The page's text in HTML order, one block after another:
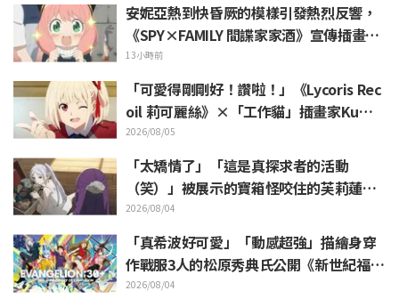
安妮亞熱到快昏厥的模樣引發熱烈反響，
《SPY×FAMILY 間諜家家酒》宣傳插畫
「安妮亞、融化掉了」
13小時前
「可愛得剛剛好！讚啦！」《Lycoris Rec
oil 莉可麗絲》×「工作貓」插畫家Kuma
mine合作消息公開 引發「讚啦！」熱烈
迴響
2026/08/05
「太矯情了」「這是真探求者的活動
（笑）」被展示的寶箱怪咬住的芙莉蓮玩
偶引來大量吐槽《葬送的芙莉蓮》
2026/08/04
「真希波好可愛」「動感超強」描繪身穿
作戰服3人的松原秀典氏公開《新世紀福音
戰士》美麗手繪插圖引發反響
2026/08/04